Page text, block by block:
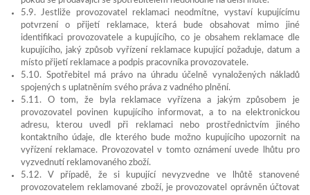
5.9. Jestliže provozovatel reklamaci neodmítne, vystaví kupujícímu
potvrzení o přijetí reklamace, která bude obsahovat mimo jiné
identifikaci provozovatele a kupujícího, co je obsahem reklamace dle
kupujícího, jaký způsob vyřízení reklamace kupující požaduje, datum a
místo přijetí reklamace a podpis pracovníka provozovatele.
5.10. Spotřebitel má právo na úhradu účelně vynaložených nákladů
spojených s uplatněním svého práva z vadného plnění.
5.11. O tom, že byla reklamace vyřízena a jakým způsobem je
provozovatel povinen kupujícího informovat, a to na elektronickou
adresu, kterou uvedl při reklamaci nebo prostřednictvím jiného
kontaktního údaje, dle kterého bude možno kupujícího upozornit na
vyřízení reklamace. Provozovatel v tomto oznámení uvede lhůtu pro
vyzvednutí reklamovaného zboží.
5.12. V případě, že si kupující nevyzvedne ve lhůtě stanovené
provozovatelem reklamované zboží, je provozovatel oprávněn účtovat